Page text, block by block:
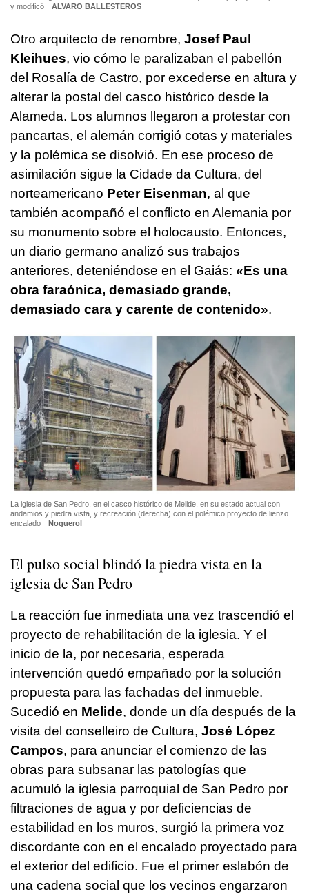
y modificó
ALVARO BALLESTEROS
Otro arquitecto de renombre, Josef Paul
Kleihues, vio cómo le paralizaban el pabellón
del Rosalía de Castro, por excederse en altura y
alterar la postal del casco histórico desde la
Alameda. Los alumnos llegaron a protestar con
pancartas, el alemán corrigió cotas y materiales
y la polémica se disolvió. En ese proceso de
asimilación sigue la Cidade da Cultura, del
norteamericano Peter Eisenman, al que
también acompañó el conflicto en Alemania por
su monumento sobre el holocausto. Entonces,
un diario germano analizó sus trabajos
anteriores, deteniéndose en el Gaiás: «Es una
obra faraónica, demasiado grande,
demasiado cara y carente de contenido».
La iglesia de San Pedro, en el casco histórico de Melide, en su estado actual con
andamios y piedra vista, y recreación (derecha) con el polémico proyecto de lienzo
encalado
Noguerol
El pulso social blindó la piedra vista en la
iglesia de San Pedro
La reacción fue inmediata una vez trascendió el
proyecto de rehabilitación de la iglesia. Y el
inicio de la, por necesaria, esperada
intervención quedó empañado por la solución
propuesta para las fachadas del inmueble.
Sucedió en Melide, donde un día después de la
visita del conselleiro de Cultura, José López
Campos, para anunciar el comienzo de las
obras para subsanar las patologías que
acumuló la iglesia parroquial de San Pedro por
filtraciones de agua y por deficiencias de
estabilidad en los muros, surgió la primera voz
discordante con en el encalado proyectado para
el exterior del edificio. Fue el primer eslabón de
una cadena social que los vecinos engarzaron